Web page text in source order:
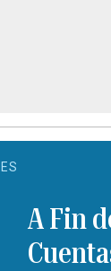
A Fin